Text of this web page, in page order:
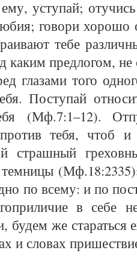
уступай;
говори хорошо
тебе
каким предлогом,
глазами того
Поступай
(Мф.7:1–12).
тебя, чтоб
страшный
темницы
по всему: и по
в
будем же стараться
и словах